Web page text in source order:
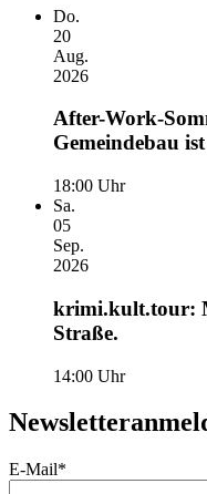
Do.
20
Aug.
2026
After-Work-
Gemeindebau
18:00 Uhr
Sa.
05
Sep.
2026
krimi.kult.tour:
Straße.
14:00 Uhr
E-Mail*